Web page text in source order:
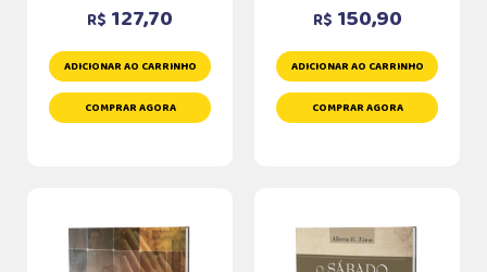
R$ 127,70
ADICIONAR AO CARRINHO
COMPRAR AGORA
R$ 150,90
ADICIONAR AO CARRINHO
COMPRAR AGORA